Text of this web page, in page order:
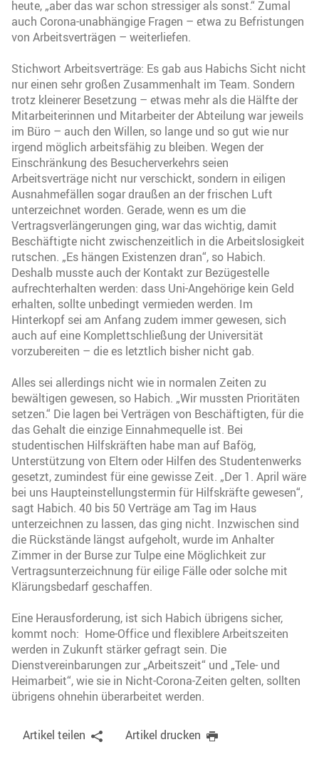
heute, „aber das war schon stressiger als sonst.“ Zumal
auch Corona-unabhängige Fragen – etwa zu Befristungen
von Arbeitsverträgen – weiterliefen.
Stichwort Arbeitsverträge: Es gab aus Habichs Sicht nicht
nur einen sehr großen Zusammenhalt im Team. Sondern
trotz kleinerer Besetzung – etwas mehr als die Hälfte der
Mitarbeiterinnen und Mitarbeiter der Abteilung war jeweils
im Büro – auch den Willen, so lange und so gut wie nur
irgend möglich arbeitsfähig zu bleiben. Wegen der
Einschränkung des Besucherverkehrs seien
Arbeitsverträge nicht nur verschickt, sondern in eiligen
Ausnahmefällen sogar draußen an der frischen Luft
unterzeichnet worden. Gerade, wenn es um die
Vertragsverlängerungen ging, war das wichtig, damit
Beschäftigte nicht zwischenzeitlich in die Arbeitslosigkeit
rutschen. „Es hängen Existenzen dran“, so Habich.
Deshalb musste auch der Kontakt zur Bezügestelle
aufrechterhalten werden: dass Uni-Angehörige kein Geld
erhalten, sollte unbedingt vermieden werden. Im
Hinterkopf sei am Anfang zudem immer gewesen, sich
auch auf eine Komplettschließung der Universität
vorzubereiten – die es letztlich bisher nicht gab.
Alles sei allerdings nicht wie in normalen Zeiten zu
bewältigen gewesen, so Habich. „Wir mussten Prioritäten
setzen.“ Die lagen bei Verträgen von Beschäftigten, für die
das Gehalt die einzige Einnahmequelle ist. Bei
studentischen Hilfskräften habe man auf Bafög,
Unterstützung von Eltern oder Hilfen des Studentenwerks
gesetzt, zumindest für eine gewisse Zeit. „Der 1. April wäre
bei uns Haupteinstellungstermin für Hilfskräfte gewesen“,
sagt Habich. 40 bis 50 Verträge am Tag im Haus
unterzeichnen zu lassen, das ging nicht. Inzwischen sind
die Rückstände längst aufgeholt, wurde im Anhalter
Zimmer in der Burse zur Tulpe eine Möglichkeit zur
Vertragsunterzeichnung für eilige Fälle oder solche mit
Klärungsbedarf geschaffen.
Eine Herausforderung, ist sich Habich übrigens sicher,
kommt noch: Home-Office und flexiblere Arbeitszeiten
werden in Zukunft stärker gefragt sein. Die
Dienstvereinbarungen zur „Arbeitszeit“ und „Tele- und
Heimarbeit“, wie sie in Nicht-Corona-Zeiten gelten, sollten
übrigens ohnehin überarbeitet werden.
Artikel teilen Artikel drucken